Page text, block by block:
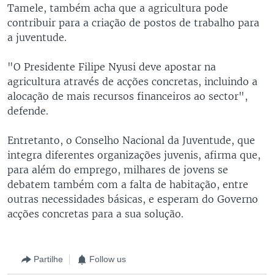
Tamele, também acha que a agricultura pode
contribuir para a criação de postos de trabalho para
a juventude.
"O Presidente Filipe Nyusi deve apostar na
agricultura através de acções concretas, incluindo a
alocação de mais recursos financeiros ao sector",
defende.
Entretanto, o Conselho Nacional da Juventude, que
integra diferentes organizações juvenis, afirma que,
para além do emprego, milhares de jovens se
debatem também com a falta de habitação, entre
outras necessidades básicas, e esperam do Governo
acções concretas para a sua solução.
Partilhe Follow us